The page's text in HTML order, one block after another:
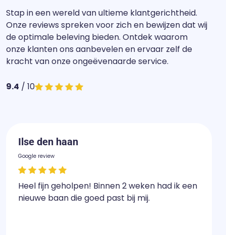
Stap in een wereld van ultieme klantgerichtheid.
Onze reviews spreken voor zich en bewijzen dat wij
de optimale beleving bieden. Ontdek waarom
onze klanten ons aanbevelen en ervaar zelf de
kracht van onze ongeëvenaarde service.
9.4 / 10
Ilse den haan
Google review
Heel fijn geholpen! Binnen 2 weken had ik een
nieuwe baan die goed past bij mij.